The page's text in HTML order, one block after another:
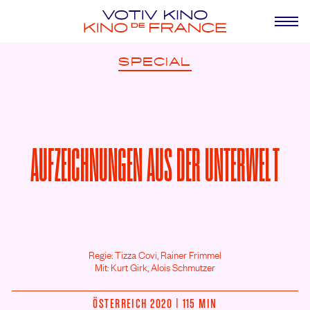
SPECIAL
AUFZEICHNUNGEN AUS DER UNTERWELT
Regie: Tizza Covi, Rainer Frimmel
Mit: Kurt Girk, Alois Schmutzer
ÖSTERREICH 2020 | 115 MIN